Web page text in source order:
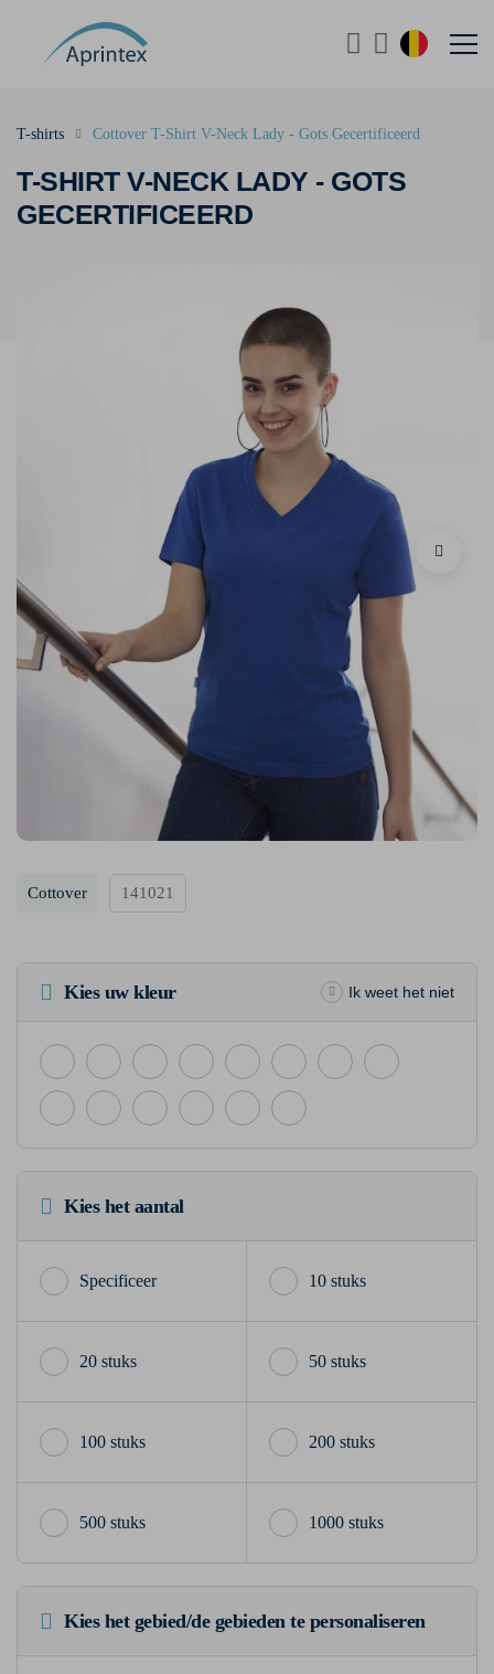
T-SHIRT V-NECK LADY - GOTS
GECERTIFICEERD
T-shirts Cottover T-Shirt V-Neck Lady - Gots Gecertificeerd
Cottover 141021
Kies uw kleur Ik weet het niet
Kies het aantal
10 stuks
20 stuks 50 stuks
100 stuks 200 stuks
500 stuks 1000 stuks
Kies het gebied/de gebieden te personaliseren